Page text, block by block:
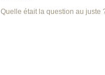
Quelle était la question au juste